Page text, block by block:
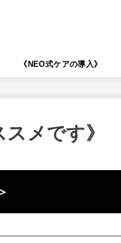
《NEO式ケアの導入》
メです》